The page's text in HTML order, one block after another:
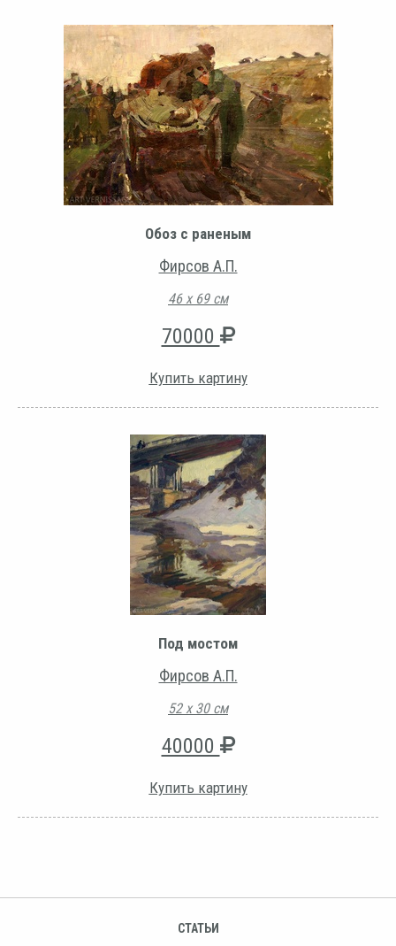
Обоз с раненым
Фирсов А.П.
46 х 69 см
70000
Купить картину
Под мостом
Фирсов А.П.
52 х 30 см
40000
Купить картину
СТАТЬИ